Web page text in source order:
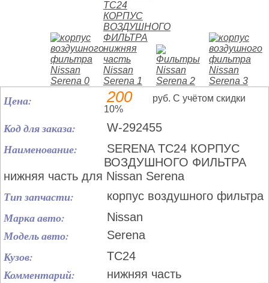
Цена: 200
руб. С учётом скидки
10%
Код для заказа: W-292455
Наименование:
SERENA TC24 КОРПУС
ВОЗДУШНОГО ФИЛЬТРА
нижняя часть для Nissan Serena
Тип запчасти: корпус воздушного фильтра
Марка авто: Nissan
Модель авто: Serena
Кузов: TC24
Комментарий: нижняя часть